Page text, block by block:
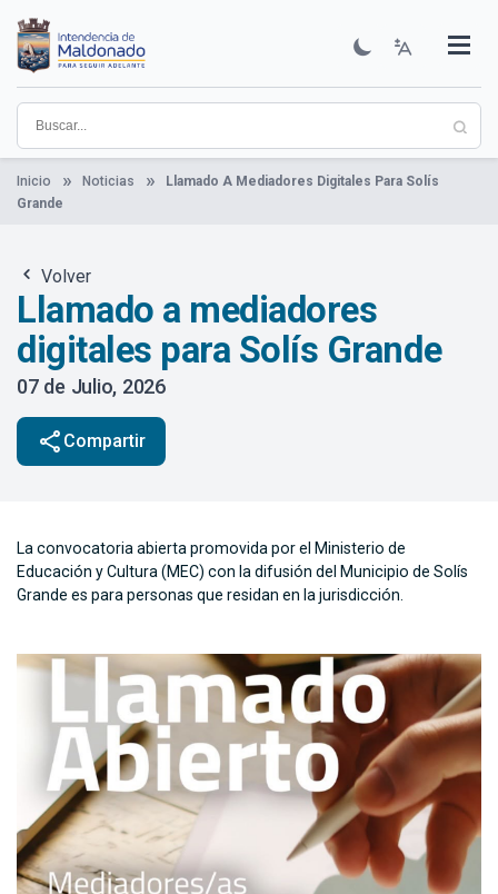
contenido
principal
Institucional
Municipios
Descubre Maldonado
Comunicación
Servicios
Guía De Trámites
Ver Noticias
Inicio Noticias
Llamado A Mediadores Digitales Para Solís
Grande
Volver
Llamado a mediadores
digitales para Solís Grande
07 de Julio, 2026
share Compartir
La convocatoria abierta promovida por el Ministerio de
Educación y Cultura (MEC) con la difusión del Municipio de Solís
Grande es para personas que residan en la jurisdicción.